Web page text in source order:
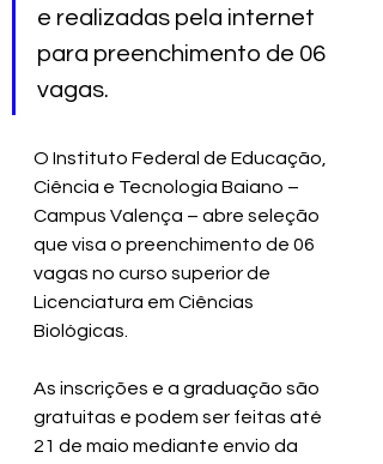
e realizadas pela internet
para preenchimento de 06
vagas.
O Instituto Federal de Educação,
Ciência e Tecnologia Baiano –
Campus Valença – abre seleção
que visa o preenchimento de 06
vagas no curso superior de
Licenciatura em Ciências
Biológicas.
As inscrições e a graduação são
gratuitas e podem ser feitas até
21 de maio mediante envio da